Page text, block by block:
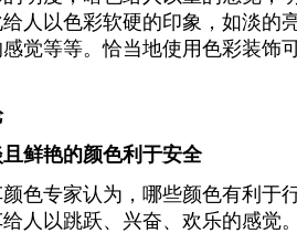
人以色彩软硬的印象，如淡的
觉等等。恰当地使用色彩装饰
艳的颜色利于安全
专家认为，哪些颜色有利于
人以跳跃、兴奋、欢乐的感觉